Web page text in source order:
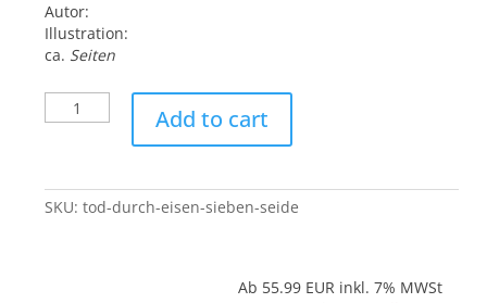
Autor:
Illustration:
ca. Seiten
durch
(Seide)
quantity
Add to cart
SKU:tod-durch-eisen-sieben-seide
Ab 55.99 EUR inkl. 7% MWSt